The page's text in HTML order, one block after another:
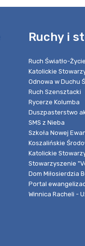
Ruchy i
Ruch Światło-Życie
Katolickie
Odnowa w Duchu
Ruch Szensztacki
Rycerze Kolumba
Duszpasterstwo
SMS z Nieba
Szkoła Nowej
Koszalińskie
Katolickie
Stowarzyszenie
Dom Miłosierdzia
Portal
Winnica Racheli -